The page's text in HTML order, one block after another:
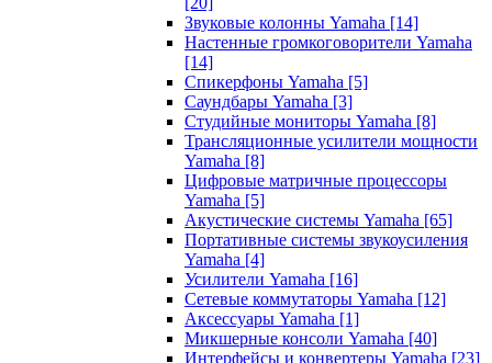
Звуковые колонны Yamaha [14]
Настенные громкоговорители Yamaha
[14]
Спикерфоны Yamaha [5]
Саундбары Yamaha [3]
Студийные мониторы Yamaha [8]
Трансляционные усилители мощности
Yamaha [8]
Цифровые матричные процессоры
Yamaha [5]
Акустические системы Yamaha [65]
Портативные системы звукоусиления
Yamaha [4]
Усилители Yamaha [16]
Сетевые коммутаторы Yamaha [12]
Аксессуары Yamaha [1]
Микшерные консоли Yamaha [40]
Интерфейсы и конвертеры Yamaha [23]